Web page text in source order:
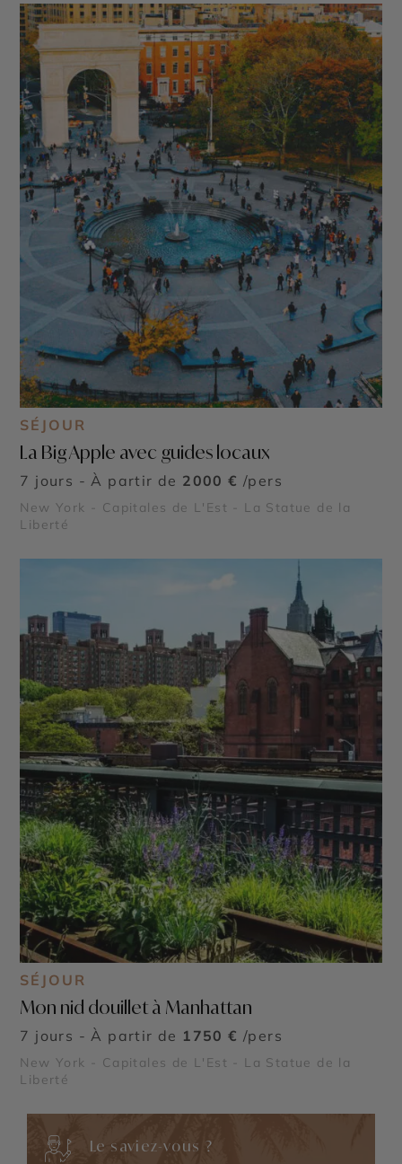
SÉJOUR
La Big Apple avec guides locaux
7 jours - À partir de 2000 € /pers
New York - Capitales de L'Est - La Statue de la
Liberté
SÉJOUR
Mon nid douillet à Manhattan
7 jours - À partir de 1750 € /pers
New York - Capitales de L'Est - La Statue de la
Liberté
Le saviez-vous ?